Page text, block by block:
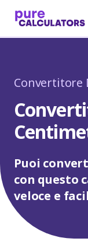
Convertitore
Puoi
con questo
veloce e